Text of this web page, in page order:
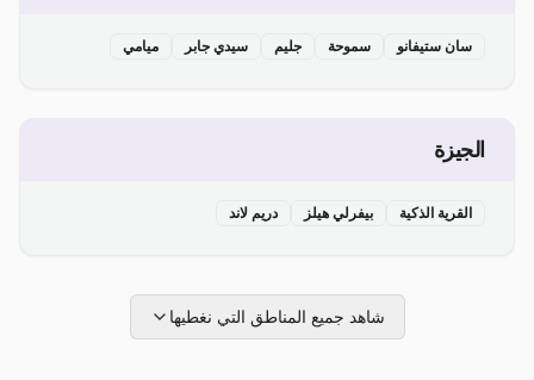
سان ستيفانو سموحة جليم سيدي جابر ميامي
الجيزة
القرية الذكية بيفرلي هيلز دريم لاند
شاهد جميع المناطق التي نغطيها